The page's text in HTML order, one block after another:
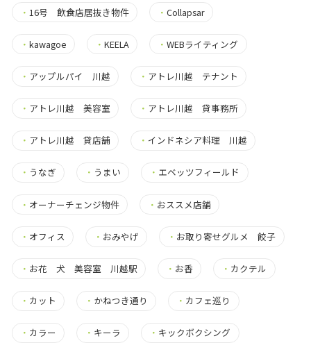
・ 16号 飲食店居抜き物件 ・Collapsar
・ kawagoe ・KEELA ・WEBライティング
・ アップルパイ 川越 ・ アトレ川越 テナント
・ アトレ川越 美容室 ・ アトレ川越 貸事務所
・ アトレ川越 貸店舗 ・ インドネシア料理 川越
・ うなぎ ・ うまい ・ エベッツフィールド
・ オーナーチェンジ物件 ・ おススメ店舗
・ オフィス ・ おみやげ ・ お取り寄せグルメ 餃子
・ お花 犬 美容室 川越駅 ・ お香 ・ カクテル
・ カット ・ かねつき通り ・ カフェ巡り
・ カラー ・ キーラ ・ キックボクシング